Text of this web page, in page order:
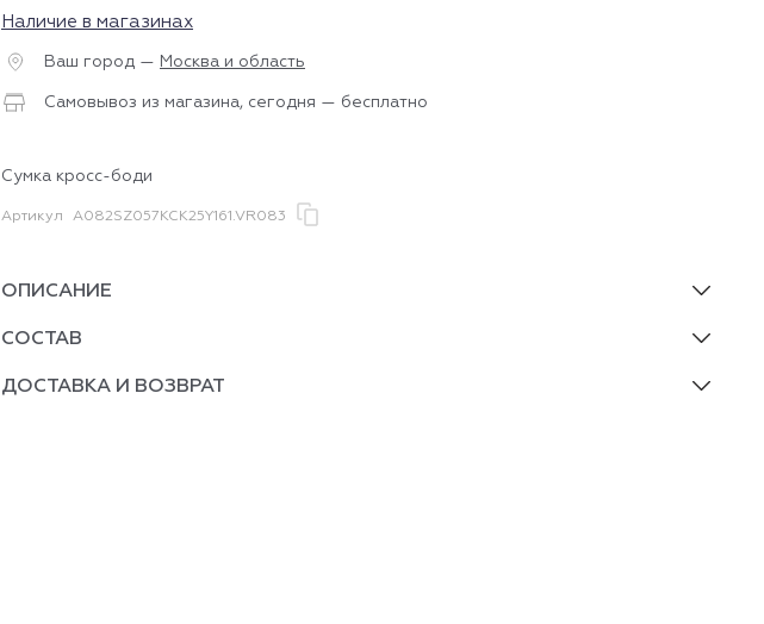
Наличие в магазинах
Ваш город — Москва и область
Самовывоз из магазина, сегодня — бесплатно
Сумка кросс-боди
Артикул A082SZ057KCK25Y161.VR083
ОПИСАНИЕ
СОСТАВ
ДОСТАВКА И ВОЗВРАТ